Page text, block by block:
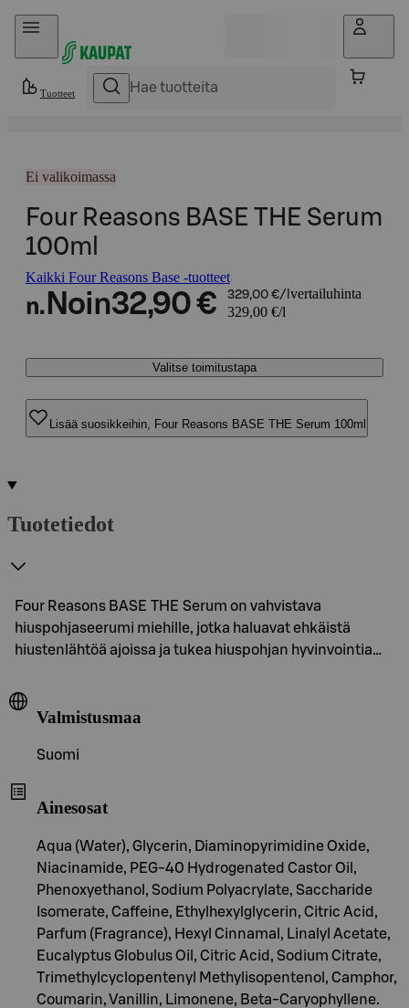
Hyppää sisältöön
Tuotteet
Ei valikoimassa
Four Reasons BASE THE Serum
100ml
Kaikki Four Reasons Base -tuotteet
n. Noin32,90 € 329,00 €/l vertailuhinta
329,00 €/l
Valitse toimitustapa
Lisää suosikkeihin, Four Reasons BASE THE Serum 100ml
Tuotetiedot
Four Reasons BASE THE Serum on vahvistava
hiuspohjaseerumi miehille, jotka haluavat ehkäistä
hiustenlähtöä ajoissa ja tukea hiuspohjan hyvinvointia…
Valmistusmaa
Suomi
Ainesosat
Aqua (Water), Glycerin, Diaminopyrimidine Oxide,
Niacinamide, PEG-40 Hydrogenated Castor Oil,
Phenoxyethanol, Sodium Polyacrylate, Saccharide
Isomerate, Caffeine, Ethylhexylglycerin, Citric Acid,
Parfum (Fragrance), Hexyl Cinnamal, Linalyl Acetate,
Eucalyptus Globulus Oil, Citric Acid, Sodium Citrate,
Trimethylcyclopentenyl Methylisopentenol, Camphor,
Coumarin, Vanillin, Limonene, Beta-Caryophyllene.